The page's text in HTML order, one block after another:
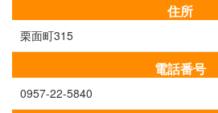
住所
栗面町315
電話番号
0957-22-5840